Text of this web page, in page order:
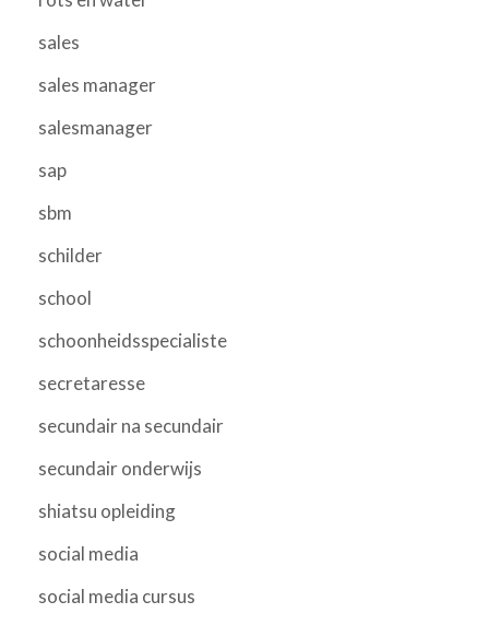
sales
sales manager
salesmanager
sap
sbm
schilder
school
schoonheidsspecialiste
secretaresse
secundair na secundair
secundair onderwijs
shiatsu opleiding
social media
social media cursus